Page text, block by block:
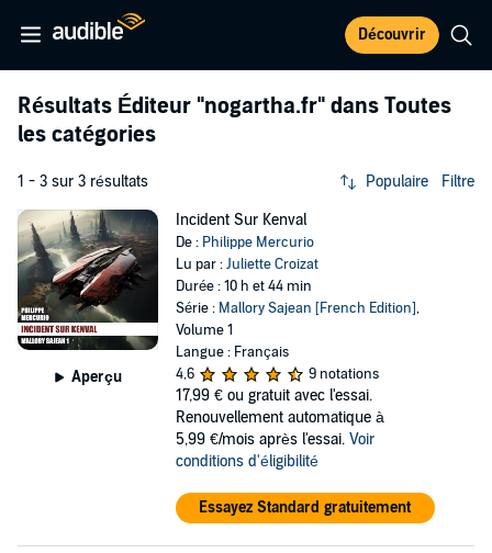
Découvrir
Résultats Éditeur "nogartha.fr" dans Toutes
les catégories
1 - 3 sur 3 résultats Populaire Filtre
Aperçu
Incident Sur Kenval
De : Philippe Mercurio
Lu par :Juliette Croizat
Durée : 10 h et 44 min
Série : Mallory Sajean [French Edition],
Volume 1
Langue : Français
4,6
9 notations
17,99 € ou gratuit avec l'essai.
Renouvellement automatique à
5,99 €/mois après l'essai. Voir
conditions d'éligibilité
Essayez Standard gratuitement